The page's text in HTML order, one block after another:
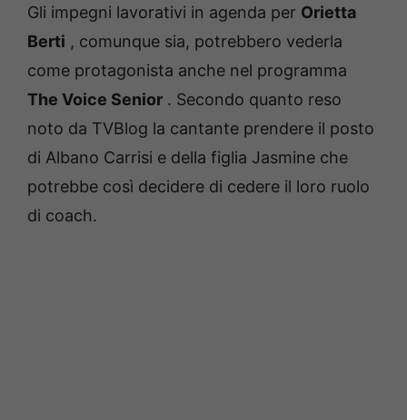
Gli impegni lavorativi in ​​agenda per Orietta
Berti , comunque sia, potrebbero vederla
come protagonista anche nel programma
The Voice Senior . Secondo quanto reso
noto da TVBlog la cantante prendere il posto
di Albano Carrisi e della figlia Jasmine che
potrebbe così decidere di cedere il loro ruolo
di coach.